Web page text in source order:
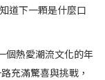
道下一顆是什麼口
個熱愛潮流文化的年
充滿驚喜與挑戰，